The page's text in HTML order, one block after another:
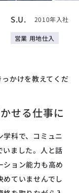
S.U. 2010年入社
営業 用地仕入
かけを教えてくだ
せる仕事に
科で、コミュニ
いました。人と話
ション能力も高め
ていませんでし